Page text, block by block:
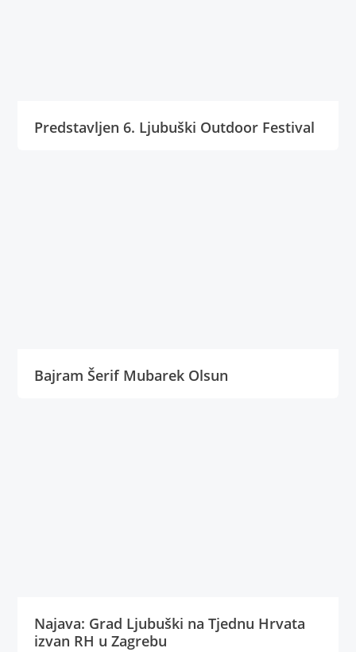
Predstavljen 6. Ljubuški Outdoor Festival
Bajram Šerif Mubarek Olsun
Najava: Grad Ljubuški na Tjednu Hrvata
izvan RH u Zagrebu